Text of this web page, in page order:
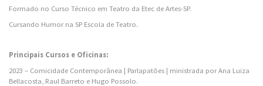
Formado no Curso Técnico em Teatro da Etec de Artes-SP.
Cursando Humor na SP Escola de Teatro.
Principais Cursos e Oficinas:
2023 – Comicidade Contemporânea | Parlapatões | ministrada por Ana Luiza
Bellacosta, Raul Barreto e Hugo Possolo.